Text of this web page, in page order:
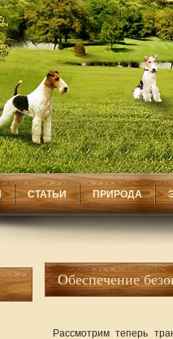
СТАТЬИ ПРИРОДА
Обеспечение
Рассмотрим теперь